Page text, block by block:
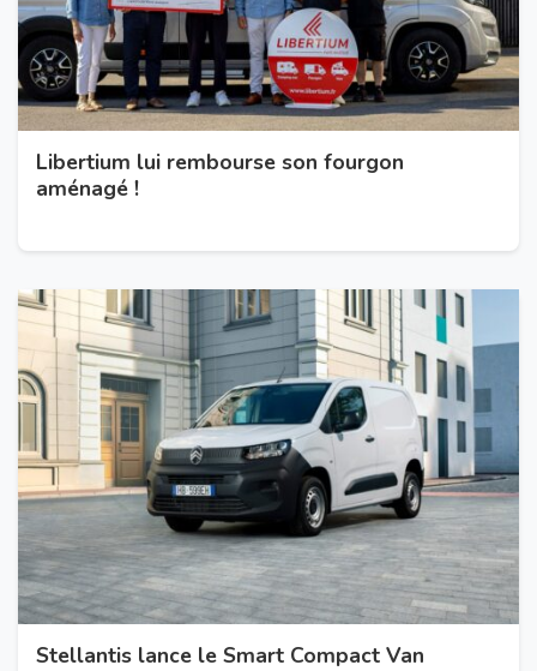
Libertium lui rembourse son fourgon
aménagé !
Stellantis lance le Smart Compact Van